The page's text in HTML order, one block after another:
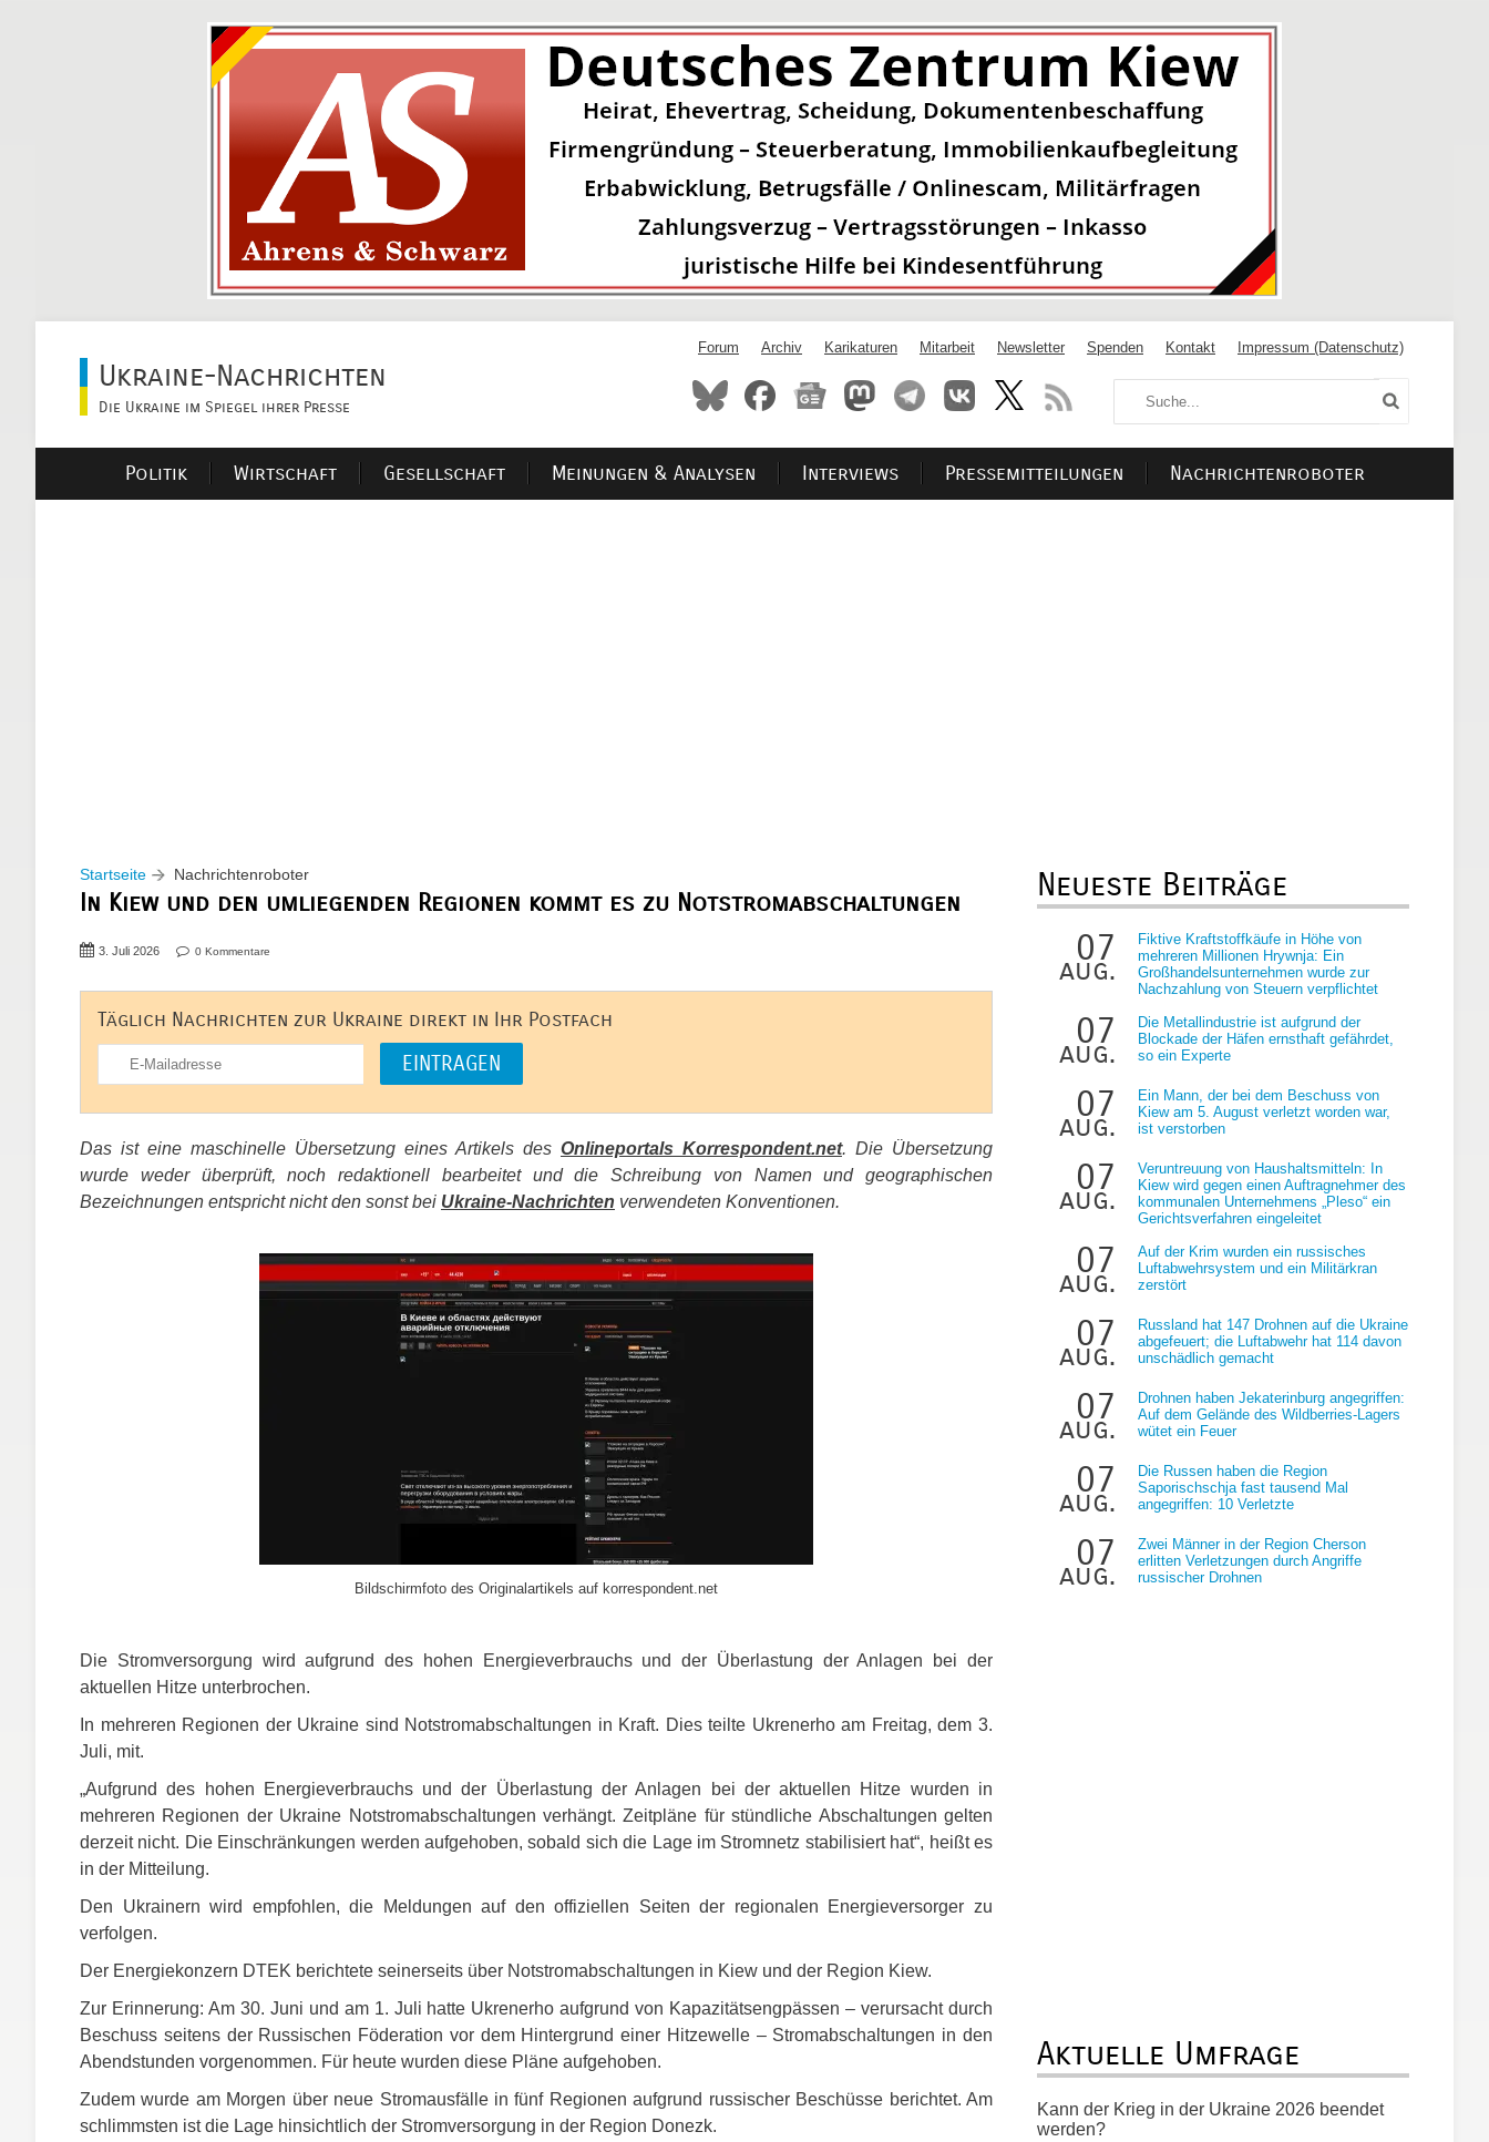
Ukraine-Nachrichten
Die Ukraine im Spiegel ihrer Presse
Forum Archiv Karikaturen Mitarbeit Newsletter Spenden Kontakt Impressum (Datenschutz)
Politik Wirtschaft Gesellschaft Meinungen & Analysen Interviews Pressemitteilungen Nachrichtenroboter
Startseite Nachrichtenroboter
In Kiew und den umliegenden Regionen kommt es zu Notstromabschaltungen
3. Juli 2026 0 Kommentare
Täglich Nachrichten zur Ukraine direkt in Ihr Postfach
Das ist eine maschinelle Übersetzung eines Artikels des Onlineportals Korrespondent.net. Die Übersetzung
wurde weder überprüft, noch redaktionell bearbeitet und die Schreibung von Namen und geographischen
Bezeichnungen entspricht nicht den sonst bei Ukraine-Nachrichten verwendeten Konventionen.
Bildschirmfoto des Originalartikels auf korrespondent.net
Die Stromversorgung wird aufgrund des hohen Energieverbrauchs und der Überlastung der Anlagen bei der
aktuellen Hitze unterbrochen.
In mehreren Regionen der Ukraine sind Notstromabschaltungen in Kraft. Dies teilte Ukrenerho am Freitag, dem 3.
Juli, mit.
„Aufgrund des hohen Energieverbrauchs und der Überlastung der Anlagen bei der aktuellen Hitze wurden in
mehreren Regionen der Ukraine Notstromabschaltungen verhängt. Zeitpläne für stündliche Abschaltungen gelten
derzeit nicht. Die Einschränkungen werden aufgehoben, sobald sich die Lage im Stromnetz stabilisiert hat“, heißt es
in der Mitteilung.
Den Ukrainern wird empfohlen, die Meldungen auf den offiziellen Seiten der regionalen Energieversorger zu
verfolgen.
Der Energiekonzern DTEK berichtete seinerseits über Notstromabschaltungen in Kiew und der Region Kiew.
Zur Erinnerung: Am 30. Juni und am 1. Juli hatte Ukrenerho aufgrund von Kapazitätsengpässen – verursacht durch
Beschuss seitens der Russischen Föderation vor dem Hintergrund einer Hitzewelle – Stromabschaltungen in den
Abendstunden vorgenommen. Für heute wurden diese Pläne aufgehoben.
Zudem wurde am Morgen über neue Stromausfälle in fünf Regionen aufgrund russischer Beschüsse berichtet. Am
schlimmsten ist die Lage hinsichtlich der Stromversorgung in der Region Donezk.
Neueste Beiträge
07
aug.
Fiktive Kraftstoffkäufe in Höhe von
mehreren Millionen Hrywnja: Ein
Großhandelsunternehmen wurde zur
Nachzahlung von Steuern verpflichtet
07
aug.
Die Metallindustrie ist aufgrund der
Blockade der Häfen ernsthaft gefährdet,
so ein Experte
07
aug.
Ein Mann, der bei dem Beschuss von
Kiew am 5. August verletzt worden war,
ist verstorben
07
aug.
Veruntreuung von Haushaltsmitteln: In
Kiew wird gegen einen Auftragnehmer des
kommunalen Unternehmens „Pleso“ ein
Gerichtsverfahren eingeleitet
07
aug.
Auf der Krim wurden ein russisches
Luftabwehrsystem und ein Militärkran
zerstört
07
aug.
Russland hat 147 Drohnen auf die Ukraine
abgefeuert; die Luftabwehr hat 114 davon
unschädlich gemacht
07
aug.
Drohnen haben Jekaterinburg angegriffen:
Auf dem Gelände des Wildberries-Lagers
wütet ein Feuer
07
aug.
Die Russen haben die Region
Saporischschja fast tausend Mal
angegriffen: 10 Verletzte
07
aug.
Zwei Männer in der Region Cherson
erlitten Verletzungen durch Angriffe
russischer Drohnen
Aktuelle Umfrage
Kann der Krieg in der Ukraine 2026 beendet
werden?